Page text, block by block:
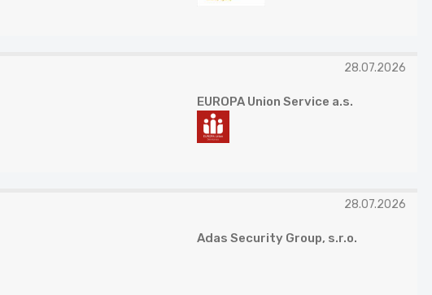
28.07.2026
EUROPA Union Service a.s.
28.07.2026
Adas Security Group, s.r.o.